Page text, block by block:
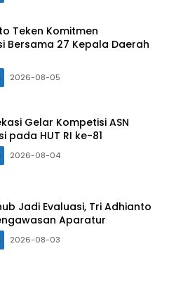
Teken Komitmen
Bersama 27 Kepala Daerah
2026-08-05
Gelar Kompetisi ASN
pada HUT RI ke-81
2026-08-04
Jadi Evaluasi, Tri Adhianto
Aparatur
2026-08-03